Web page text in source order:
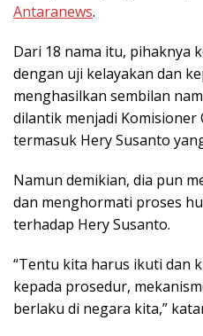
Antaranews.
Dari 18 nama itu, pihaknya
dengan uji kelayakan dan
menghasilkan sembilan
dilantik menjadi Komisioner
termasuk Hery Susanto
Namun demikian, dia pun
dan menghormati proses
terhadap Hery Susanto.
“Tentu kita harus ikuti dan
kepada prosedur,
berlaku di negara kita,”